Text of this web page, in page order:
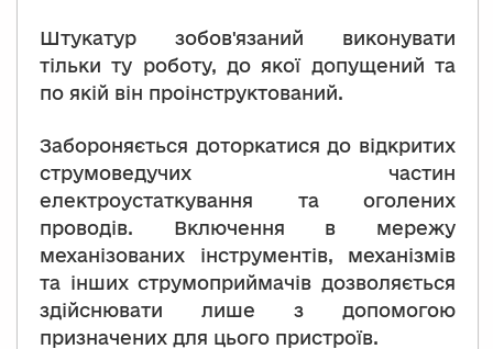
Штукатур зобов'язаний виконувати
тільки ту роботу, до якої допущений та
по якій він проінструктований.
Забороняється доторкатися до відкритих
струмоведучих частин
електроустаткування та оголених
проводів. Включення в мережу
механізованих інструментів, механізмів
та інших струмоприймачів дозволяється
здійснювати лише з допомогою
призначених для цього пристроїв.